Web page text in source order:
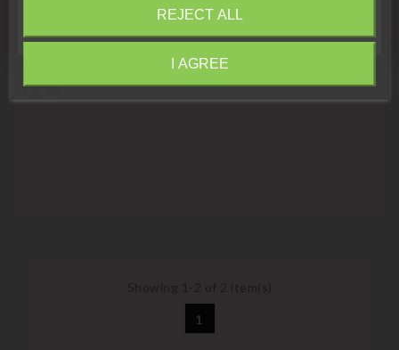
Car coded key
Key With Audi ID48 CAN Transponder HU-H66
€9.99Price
1
REJECT ALL
I AGREE
Close
Information